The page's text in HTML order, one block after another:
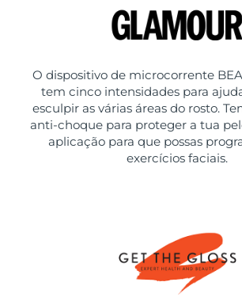
O dispositivo de microcorrente
tem cinco intensidades para
esculpir as várias áreas do rosto.
anti-choque para proteger a tua
aplicação para que possas
exercícios faciais.